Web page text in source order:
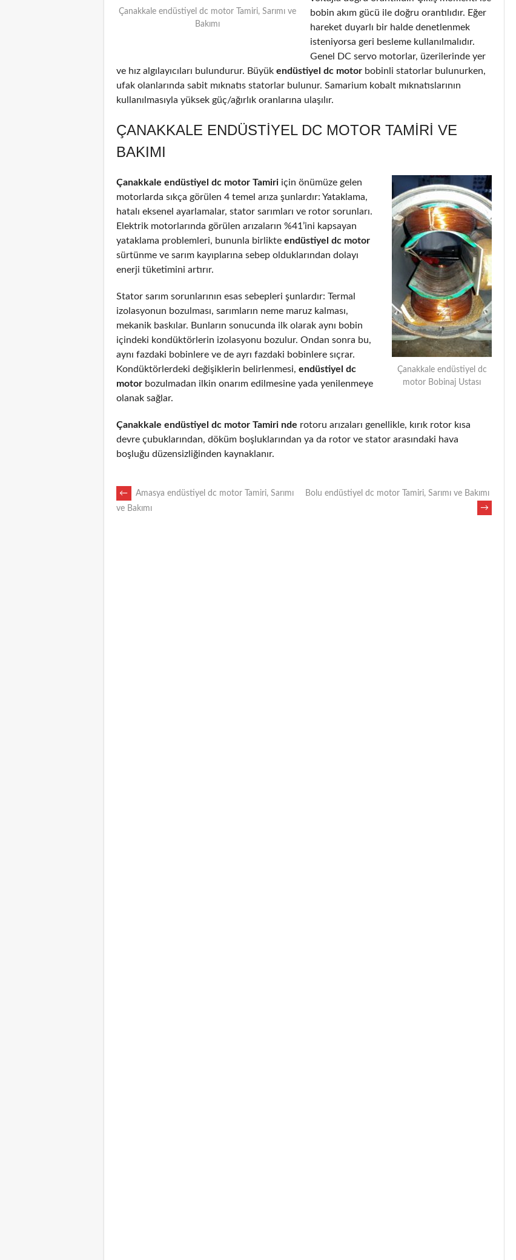
Çanakkale endüstiyel dc motor Tamiri, Sarımı ve
Bakımı
bobin akım gücü ile doğru orantılıdır. Eğer
hareket duyarlı bir halde denetlenmek
isteniyorsa geri besleme kullanılmalıdır.
Genel DC servo motorlar, üzerilerinde yer
ve hız algılayıcıları bulundurur. Büyük endüstiyel dc motor bobinli statorlar bulunurken,
ufak olanlarında sabit mıknatıs statorlar bulunur. Samarium kobalt mıknatıslarının
kullanılmasıyla yüksek güç/ağırlık oranlarına ulaşılır.
ÇANAKKALE ENDÜSTIYEL DC MOTOR TAMIRI VE
BAKIMI
Çanakkale endüstiyel dc
motor Bobinaj Ustası
Çanakkale endüstiyel dc motor Tamiri için önümüze gelen
motorlarda sıkça görülen 4 temel arıza şunlardır: Yataklama,
hatalı eksenel ayarlamalar, stator sarımları ve rotor sorunları.
Elektrik motorlarında görülen arızaların %41’ini kapsayan
yataklama problemleri, bununla birlikte endüstiyel dc motor
sürtünme ve sarım kayıplarına sebep olduklarından dolayı
enerji tüketimini artırır.
Stator sarım sorunlarının esas sebepleri şunlardır: Termal
izolasyonun bozulması, sarımların neme maruz kalması,
mekanik baskılar. Bunların sonucunda ilk olarak aynı bobin
içindeki kondüktörlerin izolasyonu bozulur. Ondan sonra bu,
aynı fazdaki bobinlere ve de ayrı fazdaki bobinlere sıçrar.
Kondüktörlerdeki değişiklerin belirlenmesi, endüstiyel dc
motor bozulmadan ilkin onarım edilmesine yada yenilenmeye
olanak sağlar.
Çanakkale endüstiyel dc motor Tamiri nde rotoru arızaları genellikle, kırık rotor kısa
devre çubuklarından, döküm boşluklarından ya da rotor ve stator arasındaki hava
boşluğu düzensizliğinden kaynaklanır.
POST
←
Amasya endüstiyel dc motor Tamiri, Sarımı
ve Bakımı
Bolu endüstiyel dc motor Tamiri, Sarımı ve Bakımı
→